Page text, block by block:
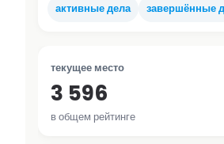
активные дела
завершённые
текущее место
3 596
в общем рейтинге